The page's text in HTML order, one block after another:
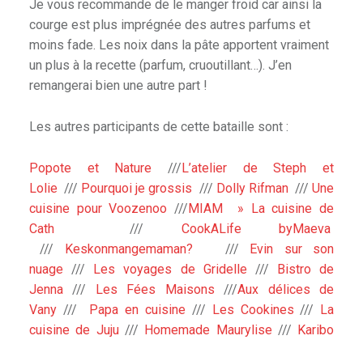
Je vous recommande de le manger froid car ainsi la
courge est plus imprégnée des autres parfums et
moins fade. Les noix dans la pâte apportent vraiment
un plus à la recette (parfum, cruoutillant…). J’en
remangerai bien une autre part !
Les autres participants de cette bataille sont :
Popote et Nature ///L’atelier de Steph et
Lolie /// Pourquoi je grossis /// Dolly Rifman ///Une
cuisine pour Voozenoo ///MIAM » La cuisine de
Cath/// CookALife byMaeva
/// Keskonmangemaman? /// Evin sur son
nuage /// Les voyages de Gridelle /// Bistro de
Jenna/// Les Fées Maisons ///Aux délices de
Vany /// Papa en cuisine /// Les Cookines /// La
cuisine de Juju/// Homemade Maurylise /// Karibo